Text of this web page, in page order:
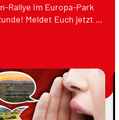
Rallye im Europa-Park
Meldet Euch jetzt …